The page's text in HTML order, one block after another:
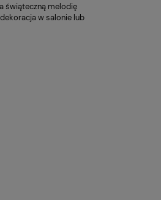
świąteczną melodię
w salonie lub